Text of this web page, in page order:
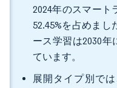
2024年のスマート
52.45%を占めま
ース学習は2030年
ています。
展開タイプ別で